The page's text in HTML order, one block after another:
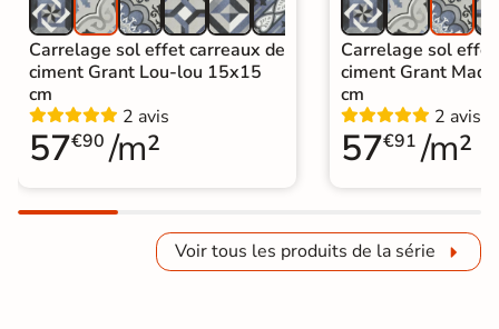
Carrelage sol effet carreaux de
ciment Grant Lou-lou 15x15
cm
2 avis
57€90 /m²
Carrelage sol
ciment Grant
cm
2 avis
57€91 /m²
Voir tous les produits de la série